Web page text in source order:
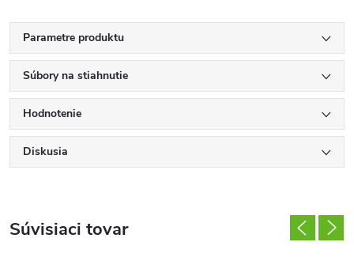
Parametre produktu
Súbory na stiahnutie
Hodnotenie
Diskusia
Súvisiaci tovar